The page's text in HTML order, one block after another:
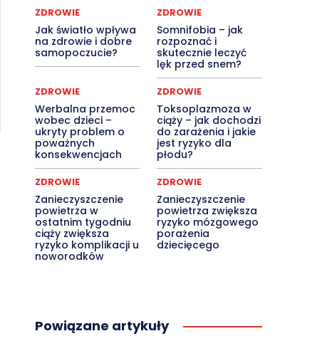
ZDROWIE
Jak światło wpływa
na zdrowie i dobre
samopoczucie?
ZDROWIE
Somnifobia – jak
rozpoznać i
skutecznie leczyć
lęk przed snem?
ZDROWIE
Werbalna przemoc
wobec dzieci –
ukryty problem o
poważnych
konsekwencjach
ZDROWIE
Toksoplazmoza w
ciąży – jak dochodzi
do zarażenia i jakie
jest ryzyko dla
płodu?
ZDROWIE
Zanieczyszczenie
powietrza w
ostatnim tygodniu
ciąży zwiększa
ryzyko komplikacji u
noworodków
ZDROWIE
Zanieczyszczenie
powietrza zwiększa
ryzyko mózgowego
porażenia
dziecięcego
Powiązane artykuły